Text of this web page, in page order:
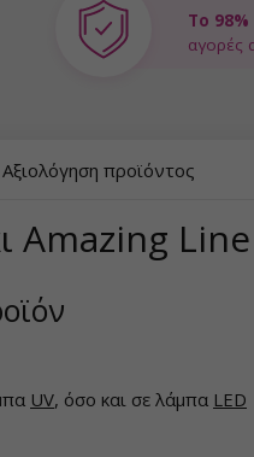
Το
αγορές
Amazing
UV, όσο και σε λάμπα LED
Αξιολόγηση προϊόντος